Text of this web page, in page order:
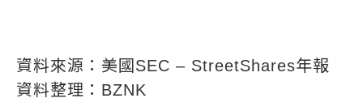
資料來源：美國SEC – StreetShares年報
資料整理：BZNK